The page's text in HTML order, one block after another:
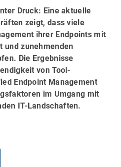
Druck: Eine aktuelle
zeigt, dass viele
ihrer Endpoints mit
und zunehmenden
Die Ergebnisse
von Tool-
Endpoint Management
im Umgang mit
IT-Landschaften.